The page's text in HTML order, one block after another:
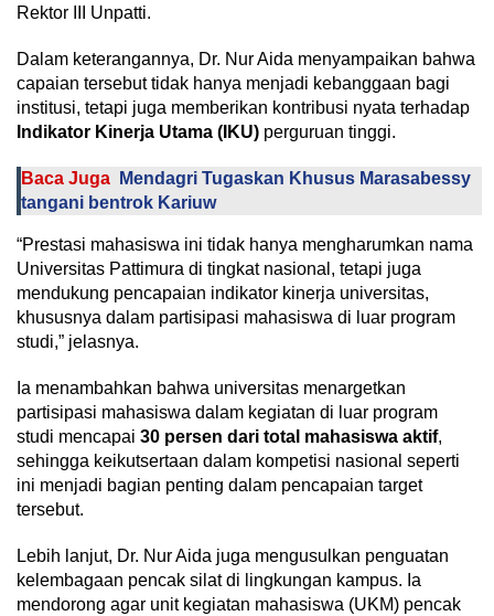
Rektor III Unpatti.
Dalam keterangannya, Dr. Nur Aida menyampaikan bahwa
capaian tersebut tidak hanya menjadi kebanggaan bagi
institusi, tetapi juga memberikan kontribusi nyata terhadap
Indikator Kinerja Utama (IKU) perguruan tinggi.
Baca Juga
Mendagri Tugaskan Khusus Marasabessy
tangani bentrok Kariuw
“Prestasi mahasiswa ini tidak hanya mengharumkan nama
Universitas Pattimura di tingkat nasional, tetapi juga
mendukung pencapaian indikator kinerja universitas,
khususnya dalam partisipasi mahasiswa di luar program
studi,” jelasnya.
Ia menambahkan bahwa universitas menargetkan
partisipasi mahasiswa dalam kegiatan di luar program
studi mencapai 30 persen dari total mahasiswa aktif,
sehingga keikutsertaan dalam kompetisi nasional seperti
ini menjadi bagian penting dalam pencapaian target
tersebut.
Lebih lanjut, Dr. Nur Aida juga mengusulkan penguatan
kelembagaan pencak silat di lingkungan kampus. Ia
mendorong agar unit kegiatan mahasiswa (UKM) pencak